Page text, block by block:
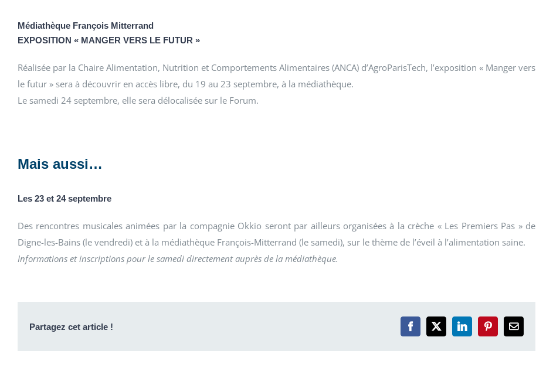
Médiathèque François Mitterrand
EXPOSITION « MANGER VERS LE FUTUR »
Réalisée par la Chaire Alimentation, Nutrition et Comportements Alimentaires (ANCA) d’AgroParisTech, l’exposition « Manger vers
le futur » sera à découvrir en accès libre, du 19 au 23 septembre, à la médiathèque.
Le samedi 24 septembre, elle sera délocalisée sur le Forum.
Mais aussi…
Les 23 et 24 septembre
Des rencontres musicales animées par la compagnie Okkio seront par ailleurs organisées à la crèche « Les Premiers Pas » de
Digne-les-Bains (le vendredi) et à la médiathèque François-Mitterrand (le samedi), sur le thème de l’éveil à l’alimentation saine.
Informations et inscriptions pour le samedi directement auprès de la médiathèque.
Partagez cet article ! Facebook
X LinkedInPinterestEmail